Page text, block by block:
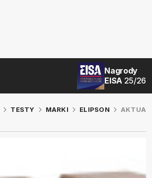
Nagrody
EISA 25/26
TESTY MARKI ELIPSON